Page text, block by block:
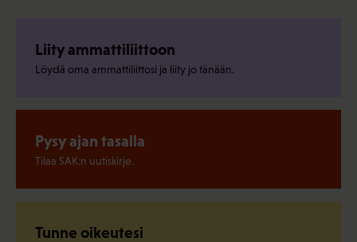
Liity ammattiliittoon
Löydä oma ammattiliittosi ja liity jo tänään.
Pysy ajan tasalla
Tilaa SAK:n uutiskirje.
Tunne oikeutesi